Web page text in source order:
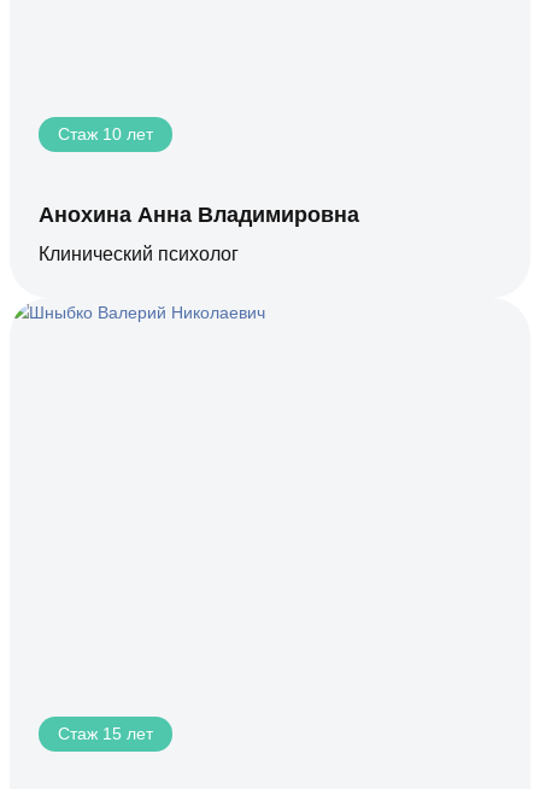
Стаж 10 лет
Анохина Анна Владимировна
Клинический психолог
Стаж 15 лет